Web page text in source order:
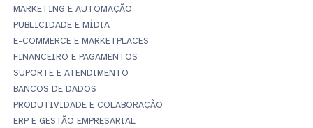
MARKETING E AUTOMAÇÃO
PUBLICIDADE E MÍDIA
E-COMMERCE E MARKETPLACES
FINANCEIRO E PAGAMENTOS
SUPORTE E ATENDIMENTO
BANCOS DE DADOS
PRODUTIVIDADE E COLABORAÇÃO
ERP E GESTÃO EMPRESARIAL